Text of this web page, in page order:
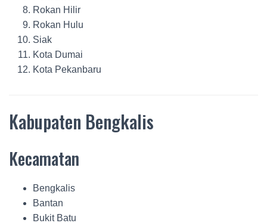
Rokan Hilir
Rokan Hulu
Siak
Kota Dumai
Kota Pekanbaru
Kabupaten Bengkalis
Kecamatan
Bengkalis
Bantan
Bukit Batu